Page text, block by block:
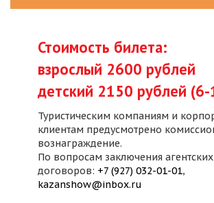
Стоимость билета:
взрослый 2600 рублей
детский 2150 рублей (6-
Туристическим компаниям и
клиентам предусмотрено
вознаграждение.
По вопросам заключения агентских
договоров: +7 (927) 032-01-01,
kazanshow@inbox.ru